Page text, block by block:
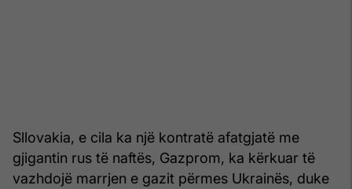
Sllovakia, e cila ka një kontratë afatgjatë me
gjigantin rus të naftës, Gazprom, ka kërkuar të
vazhdojë marrjen e gazit përmes Ukrainës, duke